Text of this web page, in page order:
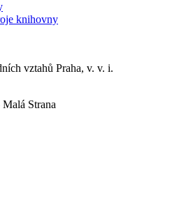
knihovny
vztahů Praha, v. v. i.
Malá Strana